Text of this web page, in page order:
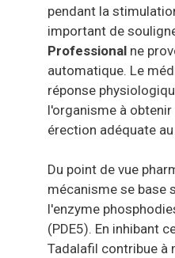
pendant la
important de
Professional ne
automatique. Le
réponse
l'organisme à
érection adéquate
Du point de vue
mécanisme se base
l'enzyme
(PDE5). En inhibant
Tadalafil contribue à